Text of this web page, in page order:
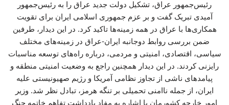
رئیس‌جمهور عراق، تشکیل دولت جدید عراق را به رئیس‌جمهور
آمیدی تبریک گفت و بر عزم جمهوری اسلامی ایران برای تقویت
همکاری‌ها با عراق در همه زمینه‌ها تاکید کرد. در این دیدار، طرفین
ضمن بررسی روابط دوجانبه ایران-عراق در زمینه‌های مختلف
سیاسی، اقتصادی، امنیتی و مردمی، درباره راه‌های توسعه مناسبات
رایزنی کردند. در این دیدار همچنین راجع به وضعیت امنیتی منطقه و
پیامدهای ناشی از تجاوز نظامی آمریکا و رژیم صهیونیستی علیه
ایران، از جمله ناامنی تحمیلی بر تنگه هرمز، تبادل نظر شد. وزیر
امور خارجه کشورمان با اشاره به مفاد یادداشت تفاهم خاتمه جنگ